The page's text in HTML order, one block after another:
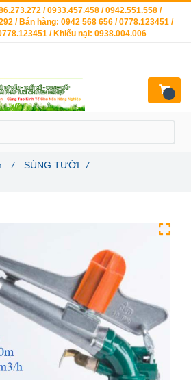
/ SÚNG TƯỚI
/
/ 0933.457.458 / 0942.551.558 /
/ Bán hàng: 0942 568 656 / 0778.123451 /
/ Khiếu nại: 0938.004.006